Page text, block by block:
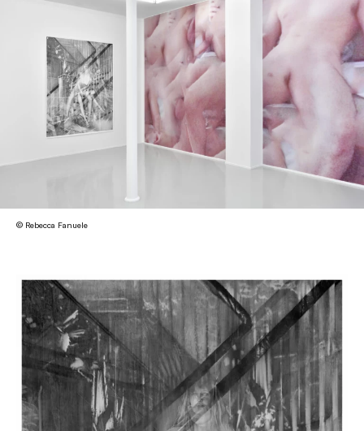
© Rebecca Fanuele